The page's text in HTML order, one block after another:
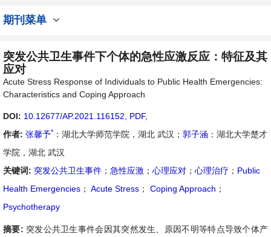
期刊菜单
突发公共卫生事件下个体的急性应激反应：特征及其
应对
Acute Stress Response of Individuals to Public Health Emergencies:
Characteristics and Coping Approach
DOI: 10.12677/AP.2021.116152 PDF,
作者: 张馨予* ：湖北大学师范学院，湖北 武汉； 郭子涵 ：湖北大学楚才
学院，湖北 武汉
关键词: 突发公共卫生事件 ； 急性应激 ； 心理应对 ； 心理治疗 ； Public
Health Emergencies ； Acute Stress ； Coping Approach ；
Psychotherapy
摘要: 突发公共卫生事件会因其突然发生、原因不明等特点导致个体产